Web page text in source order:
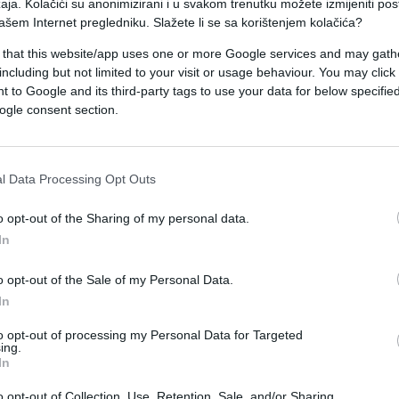
Kolačići su anonimizirani i u svakom trenutku možete izmijeniti
Internet pregledniku. Slažete li se sa korištenjem kolačića?
that this website/app uses one or more Google services and may
but not limited to your visit or usage behaviour. You may
to Google and its third-party tags to use your data for below
consent section.
Data Processing Opt Outs
opt-out of the Sharing of my personal data.
opt-out of the Sale of my Personal Data.
opt-out of processing my Personal Data for Targeted
svoje izlaganje za srpske medije.
kriminalac kojeg su kasnije ubili.
u Švajcarskoj i bio je kriminalac. On mi je rekao
vidi još jedna budala. Nek mu je laka zemlja,
a rekla sam mu kad dođe s novcem, da povede
je, a ja sam, kad su njega ubili, njoj vratila